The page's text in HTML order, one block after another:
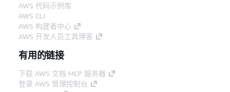
AWS 代码示例库
AWS CLI
AWS 构建者中心
AWS 开发人员工具博客
有用的链接
下载 AWS 文档 MCP 服务器
登录 AWS 管理控制台